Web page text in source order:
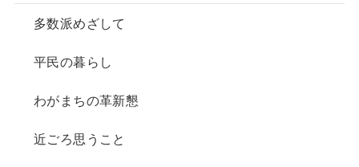
多数派めざして
平民の暮らし
わがまちの革新懇
近ごろ思うこと